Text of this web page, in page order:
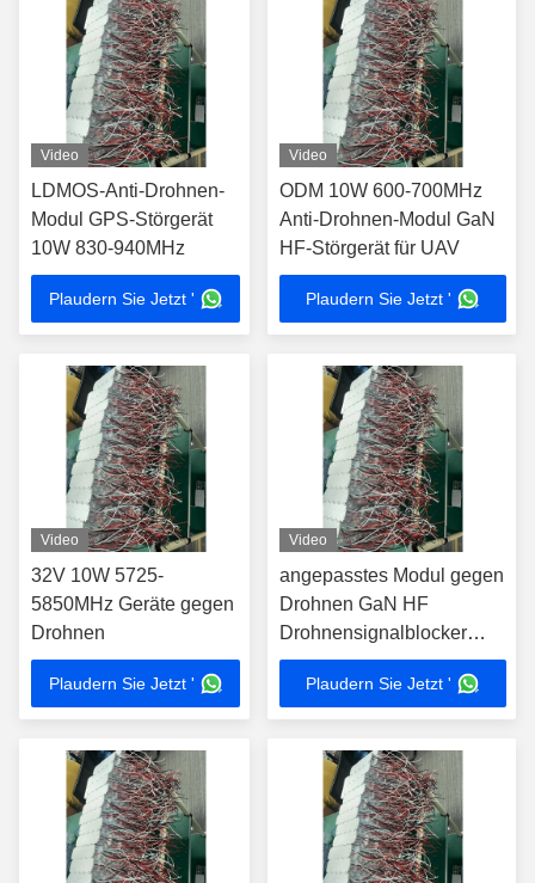
Video
LDMOS-Anti-Drohnen-
Modul GPS-Störgerät
10W 830-940MHz
Plaudern Sie Jetzt '
Video
ODM 10W 600-700MHz
Anti-Drohnen-Modul GaN
HF-Störgerät für UAV
Plaudern Sie Jetzt '
Video
32V 10W 5725-
5850MHz Geräte gegen
Drohnen
Plaudern Sie Jetzt '
Video
angepasstes Modul gegen
Drohnen GaN HF
Drohnensignalblocker
10W 5150-5350MHz
Plaudern Sie Jetzt '